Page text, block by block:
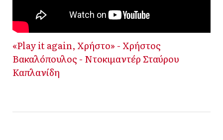
«Play it again, Χρήστο» - Χρήστος
Βακαλόπουλος - Ντοκιμαντέρ Σταύρου
Καπλανίδη